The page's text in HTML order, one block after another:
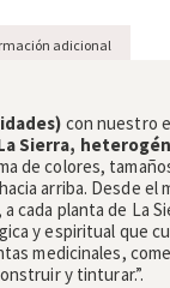
adicional
con nuestro
Sierra,
de colores,
arriba. Desde el
cada planta de La
y espiritual que
medicinales,
y tinturar.”.